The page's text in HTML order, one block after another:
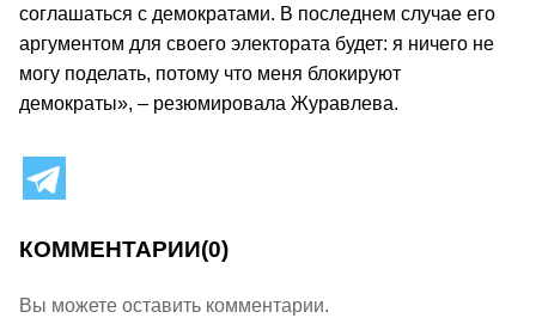
соглашаться с демократами. В последнем случае его
аргументом для своего электората будет: я ничего не
могу поделать, потому что меня блокируют
демократы», – резюмировала Журавлева.
КОММЕНТАРИИ(0)
Вы можете оставить комментарии.